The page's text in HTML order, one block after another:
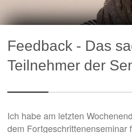
Feedback - Das
Teilnehmer der
Ich habe am letzten
dem Fortgeschrittenenseminar